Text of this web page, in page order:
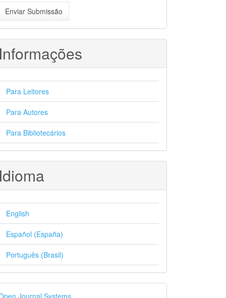
Enviar Submissão
Para Leitores
Para Autores
Para Bibliotecários
English
Español (España)
Português (Brasil)
Journal Systems